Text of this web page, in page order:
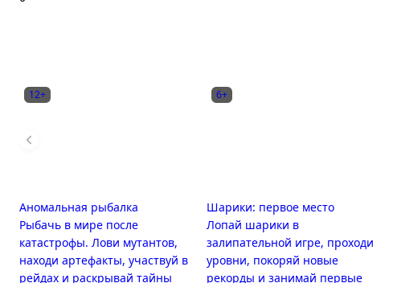
12+
Аномальная рыбалка
Рыбачь в мире после
катастрофы. Лови мутантов,
находи артефакты, участвуй в
рейдах и раскрывай тайны
6+
Шарики: первое место
Лопай шарики в
залипательной игре, проходи
уровни, покоряй новые
рекорды и занимай первые